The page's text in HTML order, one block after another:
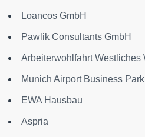
Loancos GmbH
Pawlik Consultants GmbH
Arbeiterwohlfahrt Westliches
Munich Airport Business Park
EWA Hausbau
Aspria